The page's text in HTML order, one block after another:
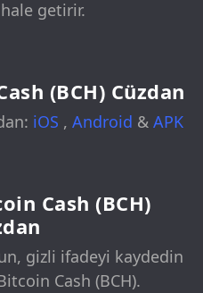
getirir.
(BCH) Cüzdan
iOS , Android & APK
Cash (BCH)
gizli ifadeyi kaydedin
Cash (BCH).